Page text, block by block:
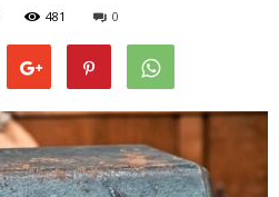
481 0